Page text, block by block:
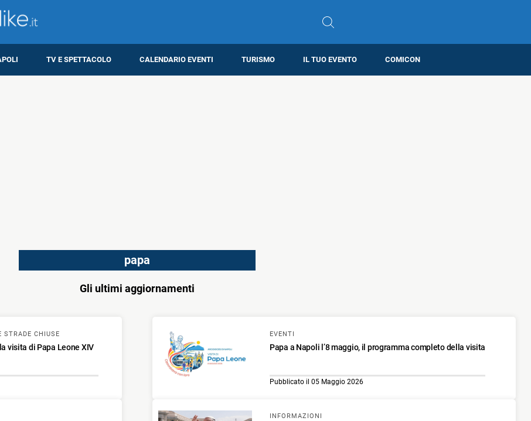
TV E SPETTACOLO CALENDARIO EVENTI TURISMO IL TUO EVENTO COMICON
papa
Gli ultimi aggiornamenti
CHIUSE
visita di Papa Leone XIV
EVENTI
Papa a Napoli l’8 maggio, il programma completo della visita
Pubblicato il 05 Maggio 2026
INFORMAZIONI